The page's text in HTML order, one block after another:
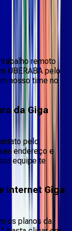
remoto
UBERABA pelo
nosso time no
da Giga
pelo
endereço e
equipe te
internet Giga
os planos da